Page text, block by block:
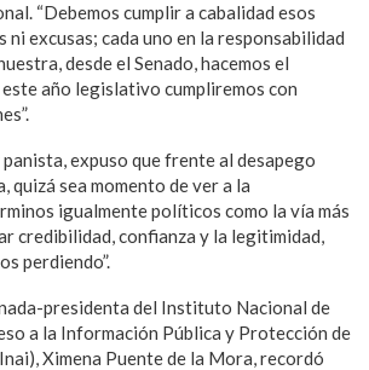
“Debemos cumplir a cabalidad esos
excusas; cada uno en la responsabilidad
desde el Senado, hacemos el
año legislativo cumpliremos con
expuso que frente al desapego
quizá sea momento de ver a la
igualmente políticos como la vía más
credibilidad, confianza y la legitimidad,
perdiendo”.
presidenta del Instituto Nacional de
a la Información Pública y Protección de
Ximena Puente de la Mora, recordó